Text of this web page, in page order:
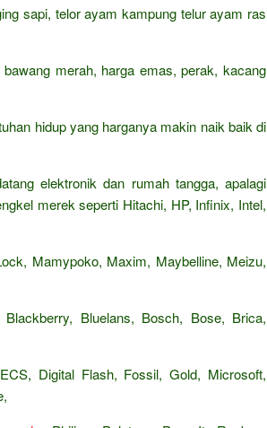
sapi, telor ayam kampung telur ayam ras
merah, harga emas, perak, kacang
hidup yang harganya makin naik baik di
elektronik dan rumah tangga, apalagi
merek seperti Hitachi, HP, Infinix, Intel,
Mamypoko, Maxim, Maybelline, Meizu,
Bluelans, Bosch, Bose, Brica,
Digital Flash, Fossil, Gold, Microsoft,